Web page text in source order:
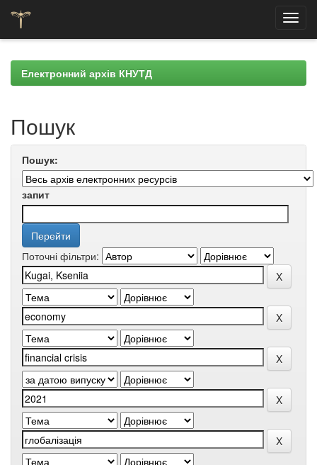
navigationЕлектронний архів КНУТД
Пошук
Пошук:
запит
Поточні фільтри: